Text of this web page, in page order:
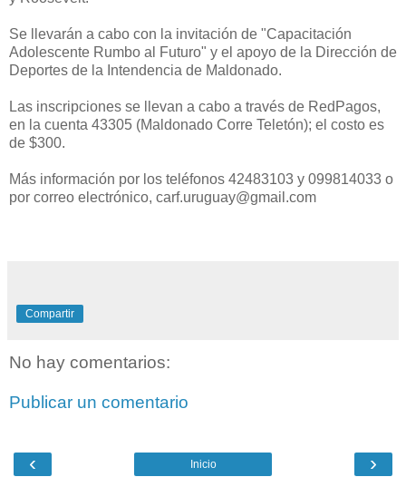
Se llevarán a cabo con la invitación de "Capacitación
Adolescente Rumbo al Futuro" y el apoyo de la Dirección de
Deportes de la Intendencia de Maldonado.
Las inscripciones se llevan a cabo a través de RedPagos,
en la cuenta 43305 (Maldonado Corre Teletón); el costo es
de $300.
Más información por los teléfonos 42483103 y 099814033 o
por correo electrónico, carf.uruguay@gmail.com
Compartir
No hay comentarios:
Publicar un comentario
‹ ›
Inicio